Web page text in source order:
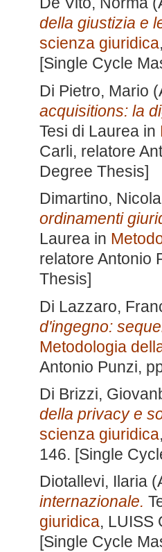
della giustizia e
scienza giuridica
[Single Cycle
Di Pietro, Mario
acquisitions: la
Tesi di Laurea in
Carli, relatore
Degree Thesis]
Dimartino,
ordinamenti
Laurea in
relatore Antonio
Thesis]
Di Lazzaro,
d'ingegno:
Metodologia
Antonio Punzi,
Di Brizzi,
della privacy e
scienza giuridica
146. [Single
Diotallevi, Ilaria
internazionale.
giuridica, LUISS
[Single Cycle